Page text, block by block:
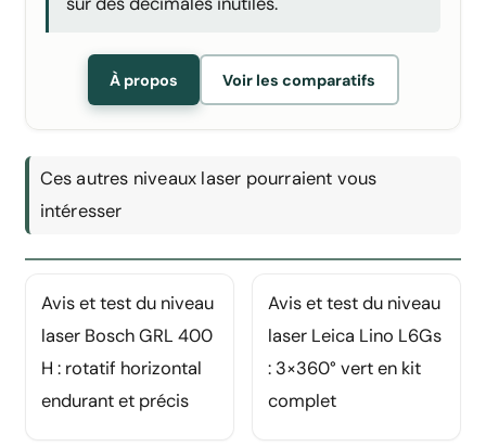
À propos Voir les comparatifs
Ces autres niveaux laser pourraient vous
intéresser
Avis et test du niveau
laser Bosch GRL 400
H : rotatif horizontal
endurant et précis
Avis et test du niveau
laser Leica Lino L6Gs
: 3×360° vert en kit
complet